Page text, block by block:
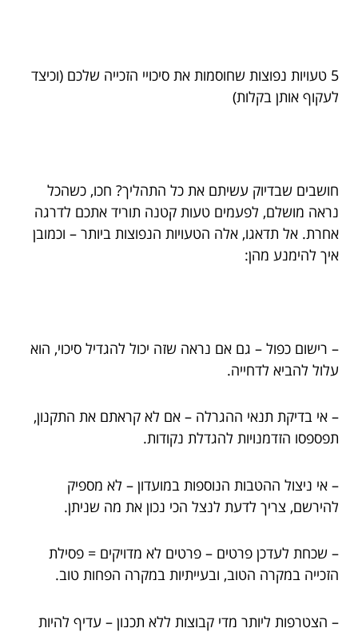
5 טעויות נפוצות שחוסמות את סיכויי הזכייה שלכם (וכיצד
לעקוף אותן בקלות)
חושבים שבדיוק עשיתם את כל התהליך? חכו, כשהכל
נראה מושלם, לפעמים טעות קטנה תוריד אתכם לדרגה
אחרת. אל תדאגו, אלה הטעויות הנפוצות ביותר – וכמובן
איך להימנע מהן:
– רישום כפול – גם אם נראה שזה יכול להגדיל סיכוי, הוא
עלול להביא לדחייה.
– אי בדיקת תנאי ההגרלה – אם לא קראתם את התקנון,
תפספסו הזדמנויות להגדלת נקודות.
– אי ניצול ההטבות הנוספות במועדון – לא מספיק
להירשם, צריך לדעת לנצל הכי נכון את מה שניתן.
– שכחת לעדכן פרטים – פרטים לא מדויקים = פסילת
הזכייה במקרה הטוב, ובעייתיות במקרה הפחות טוב.
– הצטרפות ליותר מדי קבוצות ללא תכנון – עדיף להיות